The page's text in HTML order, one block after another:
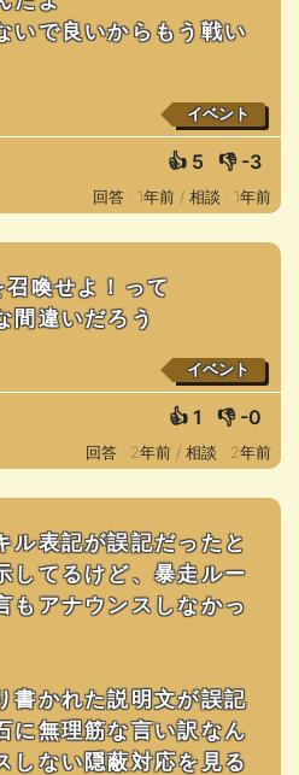
いで良いからもう戦い
イベント
👍 5 👎 -3
回答 : 1年前 / 相談 : 1年前
喚せよ！って
間違いだろう
イベント
👍 1 👎 -0
回答 : 2年前 / 相談 : 2年前
ル表記が誤記だったと
してるけど、暴走ルー
もアナウンスしなかっ
書かれた説明文が誤記
に無理筋な言い訳なん
しない隠蔽対応を見る